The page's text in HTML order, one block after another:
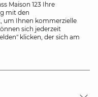
Maison 123 Ihre
mit den
um Ihnen kommerzielle
sich jederzeit
klicken, der sich am